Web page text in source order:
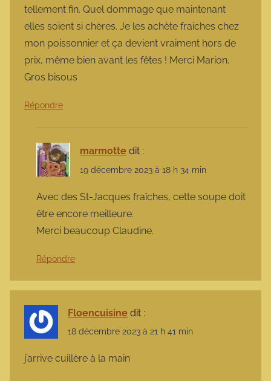
tellement fin. Quel dommage que maintenant
elles soient si chères. Je les achète fraiches chez
mon poissonnier et ça devient vraiment hors de
prix, même bien avant les fêtes ! Merci Marion.
Gros bisous
Répondre
marmotte dit :
19 décembre 2023 à 18 h 34 min
Avec des St-Jacques fraîches, cette soupe doit
être encore meilleure.
Merci beaucoup Claudine.
Répondre
Floencuisine dit :
18 décembre 2023 à 21 h 41 min
j’arrive cuillère à la main